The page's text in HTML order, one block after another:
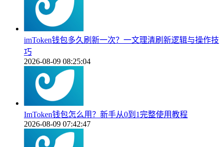
imToken钱包多久刷新一次？一文理清刷新逻辑与操作技
巧
2026-08-09 08:25:04
ImToken钱包怎么用？新手从0到1完整使用教程
2026-08-09 07:42:47